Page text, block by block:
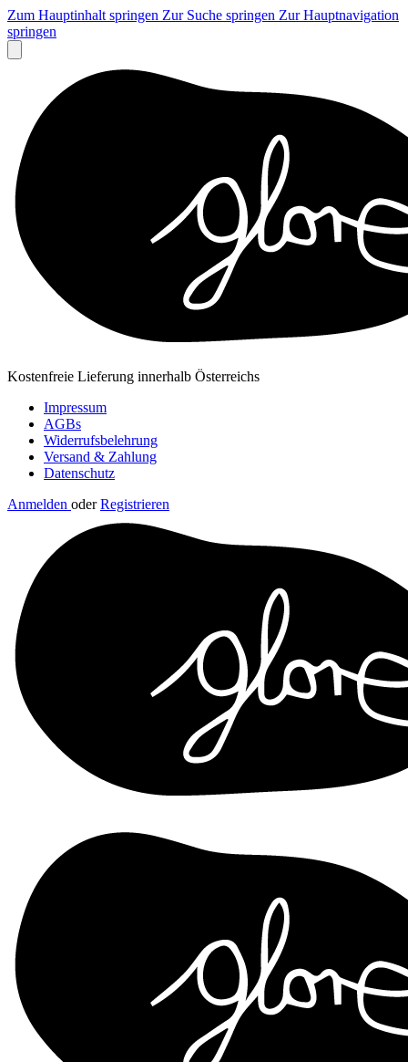
Zum Hauptinhalt springen Zur Suche springen Zur Hauptnavigation
springen
Kostenfreie Lieferung innerhalb Österreichs
Impressum
AGBs
Widerrufsbelehrung
Versand & Zahlung
Datenschutz
Anmelden oder Registrieren